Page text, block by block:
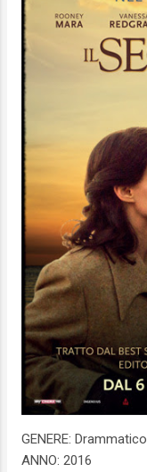
GENERE: Drammatico
ANNO: 2016